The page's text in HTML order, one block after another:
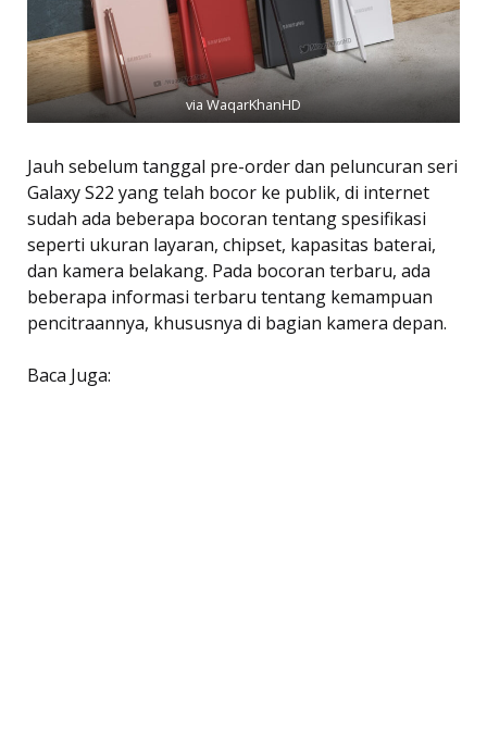
via WaqarKhanHD
Jauh sebelum tanggal pre-order dan peluncuran seri
Galaxy S22 yang telah bocor ke publik, di internet
sudah ada beberapa bocoran tentang spesifikasi
seperti ukuran layaran, chipset, kapasitas baterai,
dan kamera belakang. Pada bocoran terbaru, ada
beberapa informasi terbaru tentang kemampuan
pencitraannya, khususnya di bagian kamera depan.
Baca Juga: